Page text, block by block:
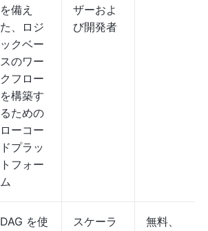
を備え
た、ロジ
ックベー
スのワー
クフロー
を構築す
るための
ローコー
ドプラッ
トフォー
ム
ザーおよ
び開発者
DAG を使
スケーラ
無料、